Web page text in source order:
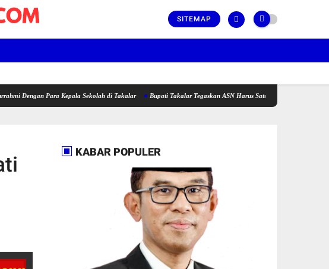
SITEMAP
Para Kepala Sekolah di Takalar Bupati Takalar Tegaskan ASN Harus Satu Barisan dan Fokus Dalam
KABAR POPULER